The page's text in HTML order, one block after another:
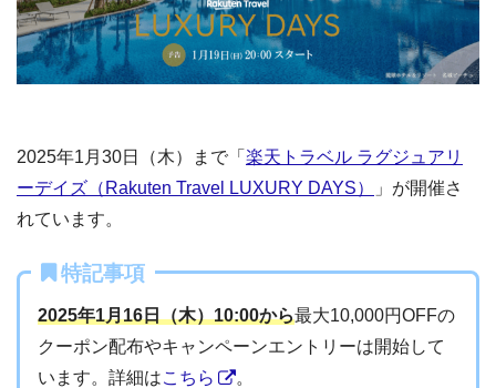
2025年1月30日（木）まで「 楽天トラベル ラグジュアリ
ーデイズ（Rakuten Travel LUXURY DAYS）
」が開催さ
れています。
特記事項
2025年1月16日（木）10:00から最大10,000円OFFの
クーポン配布やキャンペーンエントリーは開始して
います。詳細はこちら 。